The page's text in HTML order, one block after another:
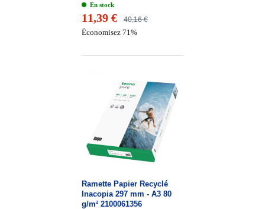
En stock
40,16 €
11,39 €
Économisez 71%
Ramette Papier Recyclé
Inacopia 297 mm - A3 80
g/m² 2100061356